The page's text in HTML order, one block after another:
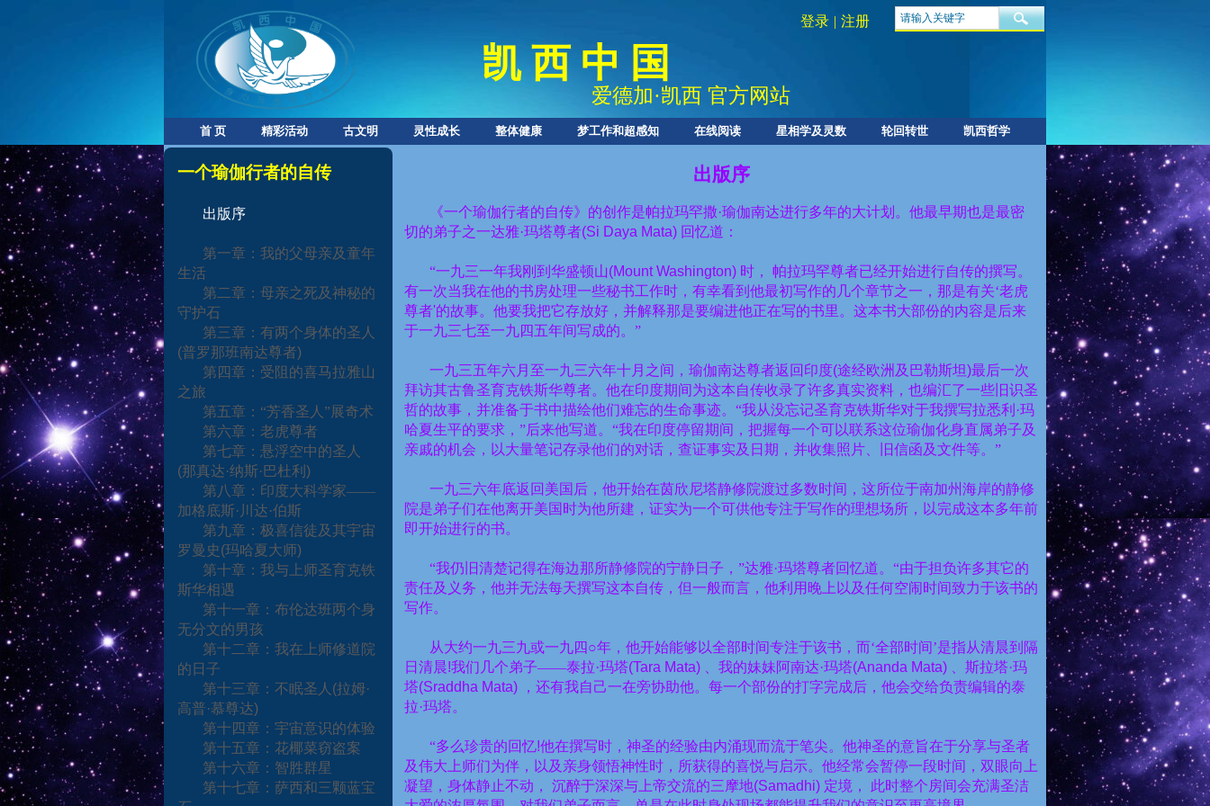
凯 西 中 国
登录 | 注册
首 页 精彩活动 古文明 灵性成长 整体健康 梦工作和超感知 在线阅读 星相学及灵数 轮回转世 凯西哲学
爱德加·凯西 官方网站
一个瑜伽行者的自传
出版序
第一章：我的父母亲及童年
生活
第二章：母亲之死及神秘的
守护石
第三章：有两个身体的圣人
(普罗那班南达尊者)
第四章：受阻的喜马拉雅山
之旅
第五章：“芳香圣人”展奇术
第六章：老虎尊者
第七章：悬浮空中的圣人
(那真达·纳斯·巴杜利 )
第八章：印度大科学家——
加格底斯·川达·伯斯
第九章：极喜信徒及其宇宙
罗曼史(玛哈夏大师)
第十章：我与上师圣育克铁
斯华相遇
第十一章：布伦达班两个身
无分文的男孩
第十二章：我在上师修道院
的日子
第十三章：不眠圣人 (拉姆·
高普·慕尊达)
第十四章：宇宙意识的体验
第十五章：花椰菜窃盗案
第十六章：智胜群星
第十七章：萨西和三颗蓝宝
出版序
《一个瑜伽行者的自传》的创作是帕拉玛罕撒·瑜伽南达进行多年的大计划。他最早期也是最密
切的弟子之一达雅·玛塔尊者(Si Daya Mata) 回忆道：
“一九三一年我刚到华盛顿山(Mount Washington) 时，
帕拉玛罕尊者已经开始进行自传的撰写。
有一次当我在他的书房处理一些秘书工作时，有幸看到他最初写作的几个章节之一，那是有关‘老虎
尊者'的故事。他要我把它存放好，并解释那是要编进他正在写的书里。这本书大部份的内容是后来
于一九三七至一九四五年间写成的。”
一九三五年六月至一九三六年十月之间，瑜伽南达尊者返回印度(途经欧洲及巴勒斯坦)最后一次
拜访其古鲁圣育克铁斯华尊者。他在印度期间为这本自传收录了许多真实资料，也编汇了一些旧识圣
哲的故事，并准备于书中描绘他们难忘的生命事迹。“我从没忘记圣育克铁斯华对于我撰写拉悉利·玛
哈夏生平的要求，”后来他写道。“我在印度停留期间，把握每一个可以联系这位瑜伽化身直属弟子及
亲戚的机会，以大量笔记存录他们的对话，查证事实及日期，并收集照片、旧信函及文件等。”
一九三六年底返回美国后，他开始在茵欣尼塔静修院渡过多数时间，这所位于南加州海岸的静修
院是弟子们在他离开美国时为他所建，证实为一个可供他专注于写作的理想场所，以完成这本多年前
即开始进行的书。
“我仍旧清楚记得在海边那所静修院的宁静日子，”达雅·玛塔尊者回忆道。“由于担负许多其它的
责任及义务，他并无法每天撰写这本自传，但一般而言，他利用晚上以及任何空闹时间致力于该书的
写作。
从大约一九三九或一九四○年，他开始能够以全部时间专注于该书，而‘全部时间’是指从清晨到隔
日清晨!我们几个弟子——泰拉·玛塔(Tara Mata) 、我的妹妹阿南达·玛塔(Ananda Mata)
、斯拉塔·玛
塔(Sraddha Mata)
，还有我自己一在旁协助他。每一个部份的打字完成后，他会交给负责编辑的泰
拉·玛塔。
“多么珍贵的回忆!他在撰写时，神圣的经验由内涌现而流于笔尖。他神圣的意旨在于分享与圣者
及伟大上师们为伴，以及亲身领悟神性时，所获得的喜悦与启示。他经常会暂停一段时间，双眼向上
凝望，身体静止不动，
沉醉于深深与上帝交流的三摩地(Samadhi) 定境，
此时整个房间会充满圣洁